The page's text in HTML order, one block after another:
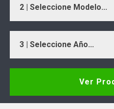
2 | Seleccione Modelo...
3 | Seleccione Año...
Ver